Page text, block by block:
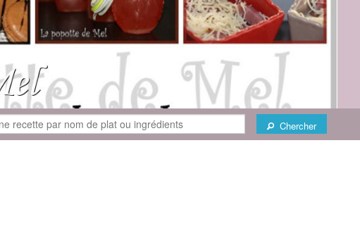
Chercher